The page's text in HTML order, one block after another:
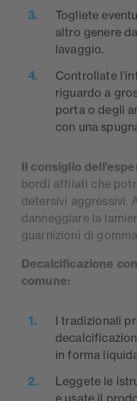
Togliete
altro genere
lavaggio.
Controllate
riguardo a
porta o degli
con una
Il consiglio
bordi affilati che
detersivi aggressivi.
danneggiare la
guarnizioni di
Decalcificazione
comune:
I tradizionali
in forma
Leggete le
e usate il